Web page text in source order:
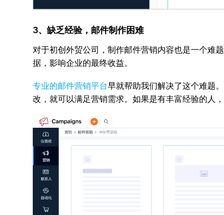
3、缺乏经验，邮件制作困难
对于初创外贸公司，制作邮件营销内容也是一个难
据，影响企业的最终收益。
专业的邮件营销平台早就帮助我们解决了这个难题
改，就可以满足营销需求。如果是有丰富经验的人